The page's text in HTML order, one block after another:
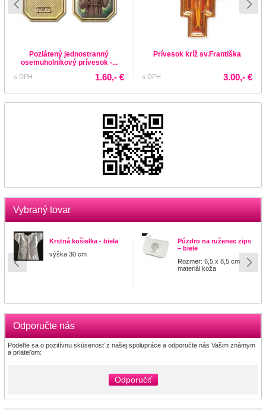
Pozlátený jednostranný
osemuholníkový prívesok -...
s DPH 1.60,- €
Prívesok kríž sv.Františka
s DPH 3.00,- €
Vybraný tovar
Krstná košielka - biela
výška 30 cm
Púzdro na ruženec zips
– biele
Rozmer: 6,5 x 8,5 cm
materiál koža
Odporučte nás
Podeľte sa o pozitívnu skúsenosť z našej spolupráce a odporučte nás Vašim známym
a priateľom:
Odporučiť